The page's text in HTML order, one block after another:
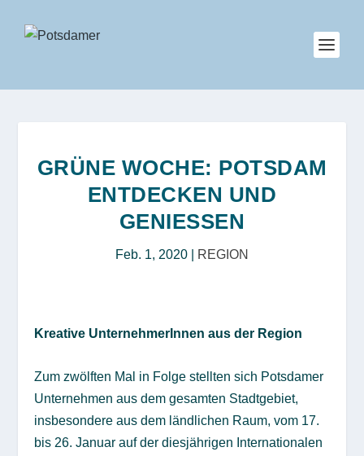
GRÜNE WOCHE: POTSDAM
ENTDECKEN UND
GENIESSEN
Feb. 1, 2020 REGION
Kreative UnternehmerInnen aus der Region
Zum zwölften Mal in Folge stellten sich Potsdamer
Unternehmen aus dem gesamten Stadtgebiet,
insbesondere aus dem ländlichen Raum, vom 17.
bis 26. Januar auf der diesjährigen Internationalen